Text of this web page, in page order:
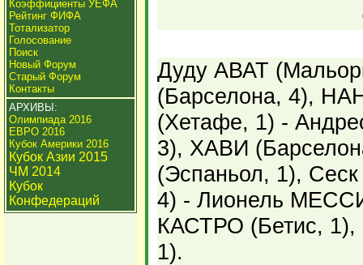
Коэффициенты УЕФА
Рейтинг ФИФА
Тотализатор
Голосование
Поиск
Новый Форум
Старый Форум
Контакты
АРХИВЫ:
Олимпиада 2016
ЕВРО 2016
Кубок Америки 2016
Кубок Азии 2015
ЧМ 2014
Кубок
Конфедераций
Дуду АВАТ
(Барселона, 4),
(Хетафе, 1) -
3), ХАВИ
(Эспаньол, 1),
4) - Лионель
КАСТРО (Бетис,
1).